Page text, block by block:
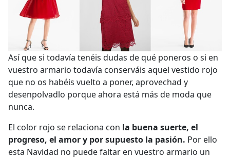
Así que si todavía tenéis dudas de qué poneros o si en
vuestro armario todavía conserváis aquel vestido rojo
que no os habéis vuelto a poner, aprovechad y
desenpolvadlo porque ahora está más de moda que
nunca.
El color rojo se relaciona con la buena suerte, el
progreso, el amor y por supuesto la pasión. Por ello
esta Navidad no puede faltar en vuestro armario un